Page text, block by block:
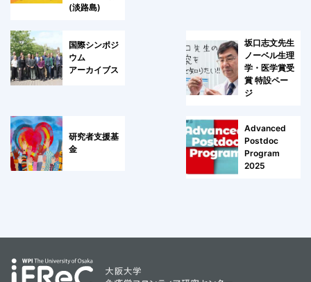
(淡路島)
国際シンポジ
ウム
アーカイブス
坂口志文先生
ノーベル生理
学・医学賞受
賞 特設ペー
ジ
研究者支援基
金
Advanced
Postdoc
Program
2025